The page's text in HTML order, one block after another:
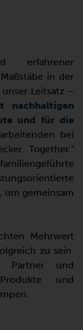
erfahrener
in der
Leitsatz –
nachhaltigen
und für die
bei
Together."
um gemeinsam
Mehrwert
zu sein.
Partner und
und